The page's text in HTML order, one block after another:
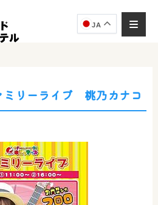
JA
リーライブ 桃乃カナコ
AIコンシェルジュです。
します。